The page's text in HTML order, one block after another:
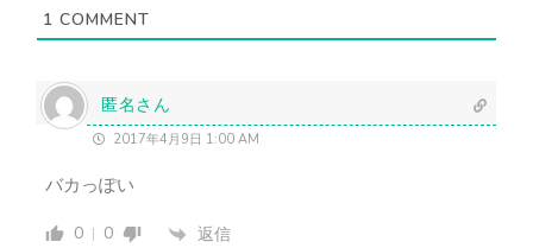
（
1 COMMENT
匿名さん
2017年4月9日 1:00 AM
バカっぽい
0 0 返信